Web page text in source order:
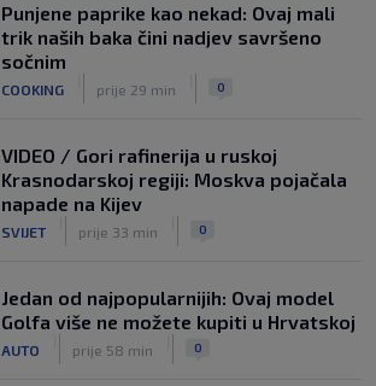
Punjene paprike kao nekad: Ovaj mali
trik naših baka čini nadjev savršeno
sočnim
COOKING prije 29 min 0
VIDEO / Gori rafinerija u ruskoj
Krasnodarskoj regiji: Moskva pojačala
napade na Kijev
SVIJET prije 33 min 0
Jedan od najpopularnijih: Ovaj model
Golfa više ne možete kupiti u Hrvatskoj
AUTO prije 58 min 0